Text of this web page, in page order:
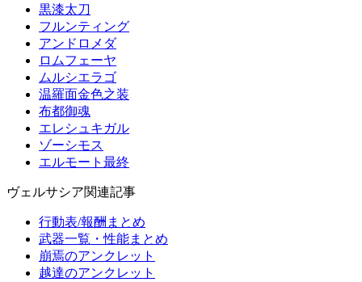
黒漆太刀
フルンティング
アンドロメダ
ロムフェーヤ
ムルシエラゴ
温羅面金色之装
布都御魂
エレシュキガル
ゾーシモス
エルモート最終
ヴェルサシア関連記事
行動表/報酬まとめ
武器一覧・性能まとめ
崩焉のアンクレット
越達のアンクレット